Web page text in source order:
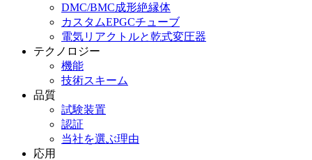
DMC/BMC成形絶縁体
カスタムEPGCチューブ
電気リアクトルと乾式変圧器
テクノロジー
機能
技術スキーム
品質
試験装置
認証
当社を選ぶ理由
応用